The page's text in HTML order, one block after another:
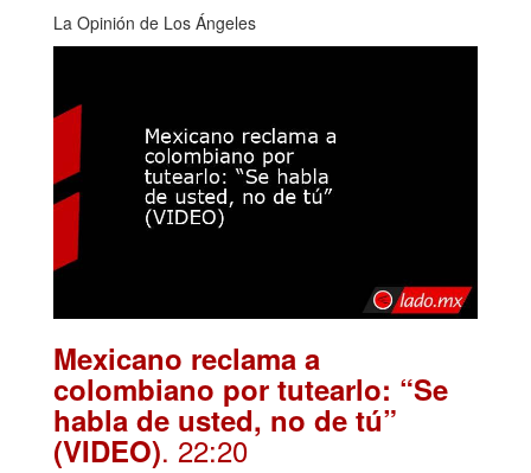
La Opinión de Los Ángeles
Mexicano reclama a
colombiano por tutearlo: “Se
habla de usted, no de tú”
(VIDEO). 22:20